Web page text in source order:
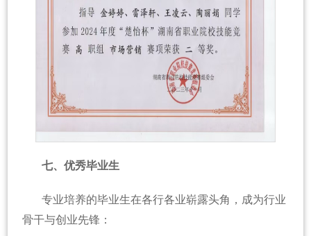
七、优秀毕业生
专业培养的毕业生在各行各业崭露头角，成为行业
骨干与创业先锋：